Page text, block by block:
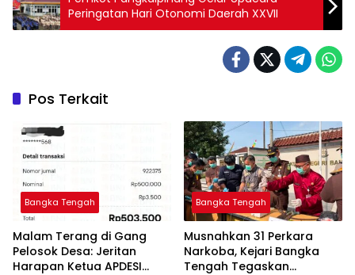
Peringatan Hari Otonomi Daerah XXVII
Pos Terkait
Bangka Tengah
Malam Terang di Gang
Pelosok Desa: Jeritan
Harapan Ketua APDESI
Bangka Tengah
Musnahkan 31 Perkara
Narkoba, Kejari Bangka
Tengah Tegaskan